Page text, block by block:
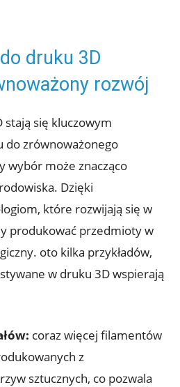
druku 3D
rozwój
stają się kluczowym
do zrównoważonego
wybór może znacząco
Dzięki
które rozwijają się w
produkować przedmioty w
oto kilka przykładów,
w druku 3D wspierają
coraz więcej filamentów
z
sztucznych, co pozwala